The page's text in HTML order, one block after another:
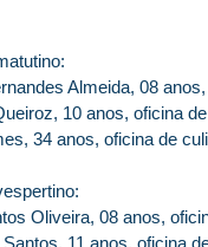
Almeida, 08
10 anos, oficina
34 anos, oficina de
Oliveira, 08 anos,
11 anos, oficina